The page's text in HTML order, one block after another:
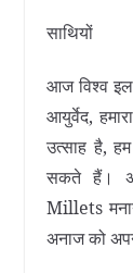
साथियों
आज विश्व
आयुर्वेद,
उत्साह है,
सकते हैं।
Millets
अनाज को